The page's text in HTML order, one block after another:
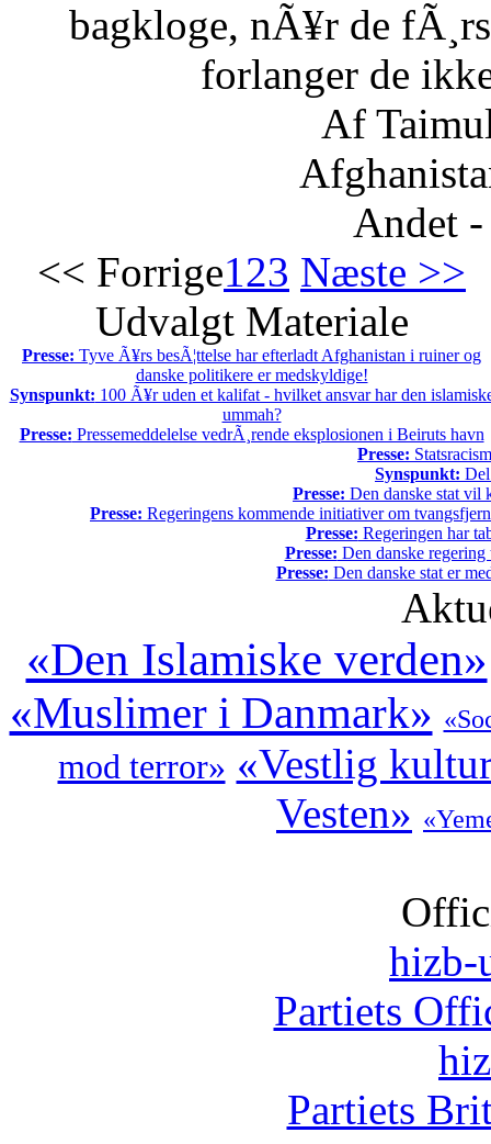
bagkloge, nÃ¥r de
forlanger de
Af
Andet
<< Forrige123 Næste >>
Udvalgt Materiale
Presse: Tyve Ã¥rs besÃ¦ttelse har efterladt Afghanistan i ruiner og
danske politikere er medskyldige!
Synspunkt: 100 Ã¥r uden et kalifat - hvilket ansvar har den
ummah?
Presse: Pressemeddelelse vedrÃ¸rende eksplosionen i Beiruts havn
Presse:
Synspunkt:
Presse: Den danske stat vil
Presse: Regeringens kommende initiativer om
Presse: Regeringen har
Presse: Den danske
Presse: Den danske stat er
«Den Islamiske verden»
«Muslimer i Danmark»
mod terror» «Vestlig
Vesten»
hizb-
Partiets
Partiets